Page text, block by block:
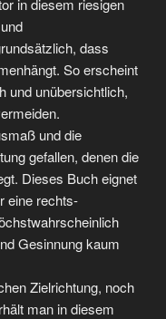
in diesem riesigen
dass
So erscheint
und unübersichtlich,
und die
gefallen, denen die
Dieses Buch eignet
eine rechts-
Gesinnung kaum
Zielrichtung, noch
man in diesem